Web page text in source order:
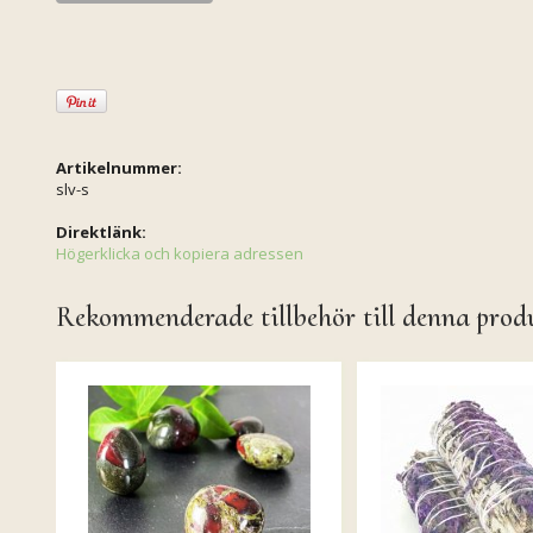
Artikelnummer:
slv-s
Direktlänk:
Högerklicka och kopiera adressen
Rekommenderade tillbehör till denna